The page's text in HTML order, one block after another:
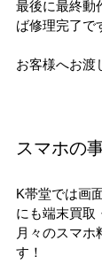
最後に最終動
ば修理完了で
お客様へお渡
スマホの
K帯堂では画
にも端末買取
月々のスマホ
す！